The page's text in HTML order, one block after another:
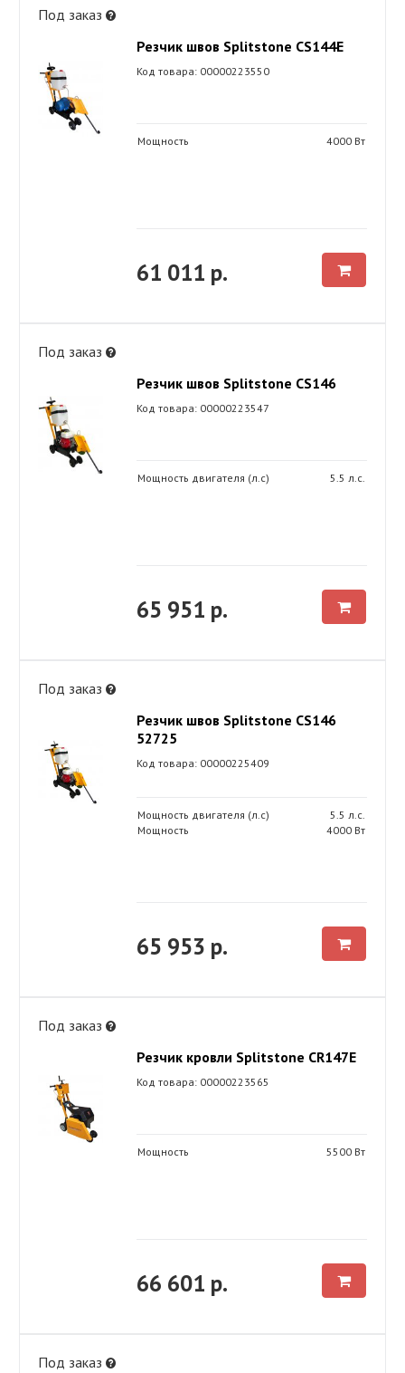
Под заказ
Резчик швов Splitstone CS144E
Код товара: 00000223550
Мощность 4000 Вт
61 011 р.
Под заказ
Резчик швов Splitstone CS146
Код товара: 00000223547
Мощность двигателя (л.с) 5.5 л.с.
65 951 р.
Под заказ
Резчик швов Splitstone CS146
52725
Код товара: 00000225409
Мощность двигателя (л.с)
5.5 л.с.
Мощность
4000 Вт
65 953 р.
Под заказ
Резчик кровли Splitstone CR147E
Код товара: 00000223565
Мощность 5500 Вт
66 601 р.
Под заказ